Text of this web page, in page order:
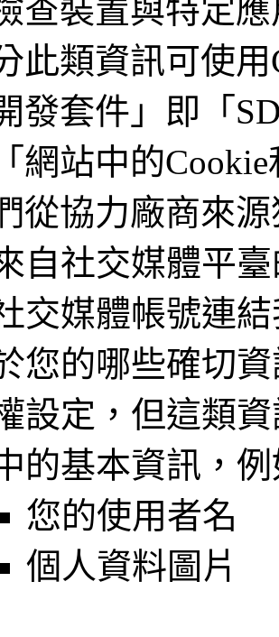
查裝置與特定
此類資訊可使
發套件」即「
網站中的
從協力廠商來
自社交媒體平
交媒體帳號連
您的哪些確切
設定，但這類
的基本資訊，
您的使用者名
個人資料圖片